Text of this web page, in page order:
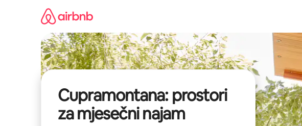
Cupramontana: prostori
za mjesečni najam